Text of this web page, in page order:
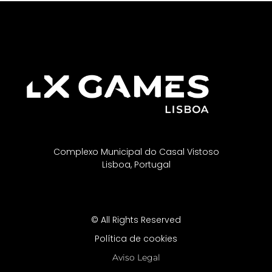
Complexo Municipal do Casal Vistoso
Lisboa, Portugal
© All Rights Reserved
Política de cookies
Aviso Legal